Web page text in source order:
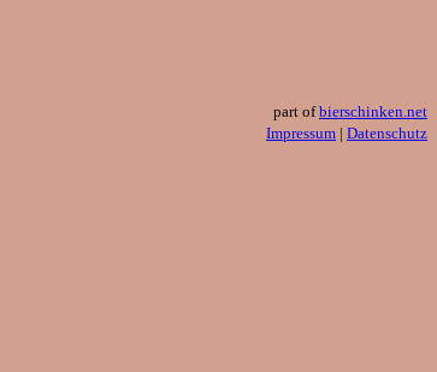
part ofbierschinken.net
Impressum | Datenschutz